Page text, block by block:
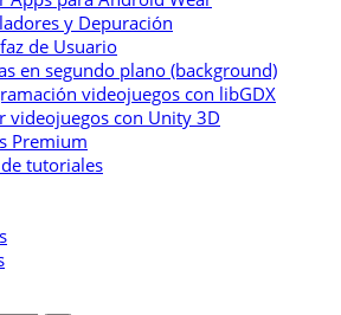
y Depuración
de Usuario
en segundo plano (background)
videojuegos con libGDX
videojuegos con Unity 3D
Premium
tutoriales